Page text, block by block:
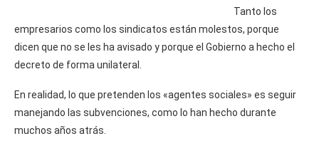
Tanto los
empresarios como los sindicatos están molestos, porque
dicen que no se les ha avisado y porque el Gobierno a hecho el
decreto de forma unilateral.
En realidad, lo que pretenden los «agentes sociales» es seguir
manejando las subvenciones, como lo han hecho durante
muchos años atrás.